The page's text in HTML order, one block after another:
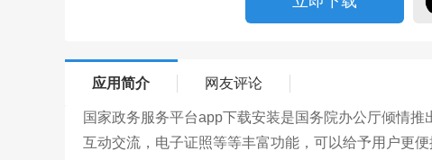
应用简介 网友评论
国家政务服务平台app下载安装是国务院办公厅倾情
互动交流，电子证照等等丰富功能，可以给予用户更